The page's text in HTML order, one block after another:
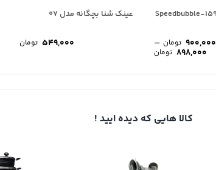
900,000 تومان –
898,000 تومانPrice
898,000 تومان
900,000 تومان
عینک شنا بچگانه مدل 07
549,000 تومان
کالا هایی که دیده ایید !